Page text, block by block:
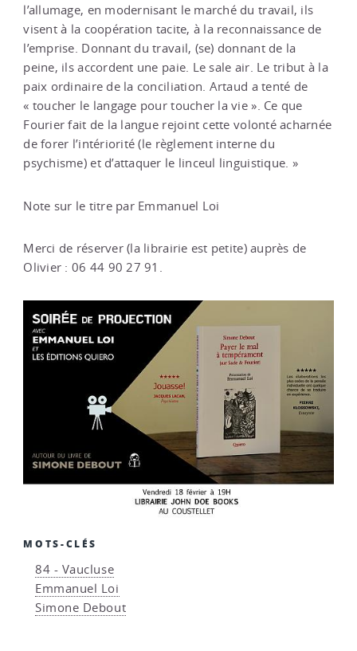
l’allumage, en modernisant le marché du travail, ils
visent à la coopération tacite, à la reconnaissance de
l’emprise. Donnant du travail, (se) donnant de la
peine, ils accordent une paie. Le sale air. Le tribut à la
paix ordinaire de la conciliation. Artaud a tenté de
« toucher le langage pour toucher la vie ». Ce que
Fourier fait de la langue rejoint cette volonté acharnée
de forer l’intériorité (le règlement interne du
psychisme) et d’attaquer le linceul linguistique. »
Note sur le titre par Emmanuel Loi
Merci de réserver (la librairie est petite) auprès de
Olivier : 06 44 90 27 91.
MOTS-CLÉS
84 - Vaucluse
Emmanuel Loi
Simone Debout